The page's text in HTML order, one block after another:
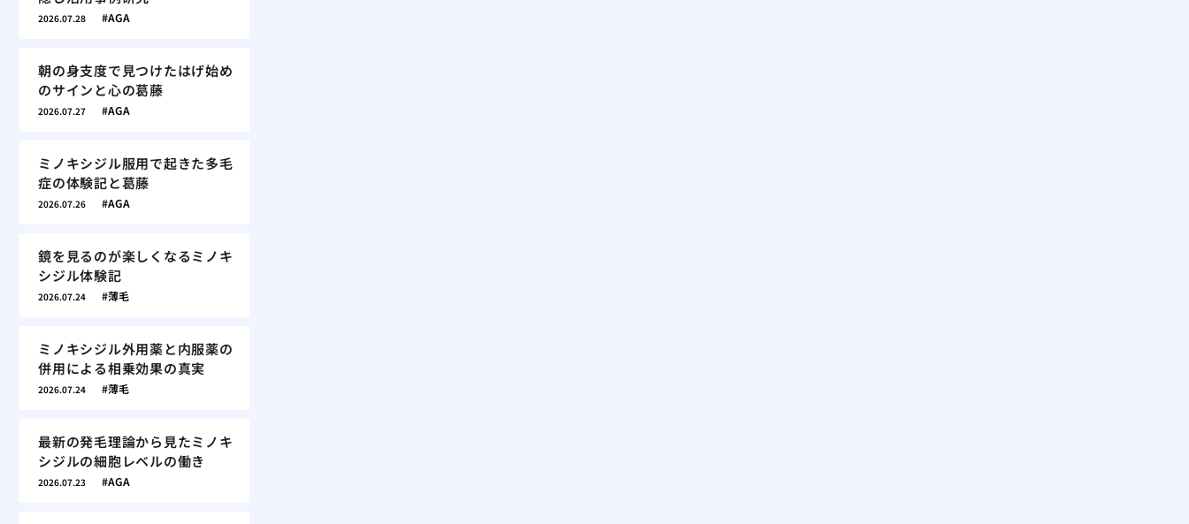
2026.07.28 AGA
朝の身支度で見つけたはげ始め
のサインと心の葛藤
2026.07.27 AGA
ミノキシジル服用で起きた多毛
症の体験記と葛藤
2026.07.26 AGA
鏡を見るのが楽しくなるミノキ
シジル体験記
2026.07.24 薄毛
ミノキシジル外用薬と内服薬の
併用による相乗効果の真実
2026.07.24 薄毛
最新の発毛理論から見たミノキ
シジルの細胞レベルの働き
2026.07.23 AGA